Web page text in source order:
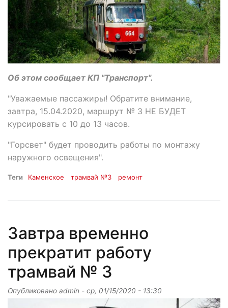
Об этом сообщает КП "Транспорт".
"Уважаемые пассажиры! Обратите внимание,
завтра, 15.04.2020, маршрут № 3 НЕ БУДЕТ
курсировать с 10 до 13 часов.
"Горсвет" будет проводить работы по монтажу
наружного освещения".
Теги Каменское трамвай №3 ремонт
Завтра временно
прекратит работу
трамвай № 3
Опубликовано admin - ср, 01/15/2020 - 13:30